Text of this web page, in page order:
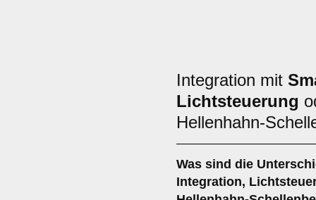
Integration mit
Lichtsteuerung
Hellenhahn-
Was sind die
Integration,